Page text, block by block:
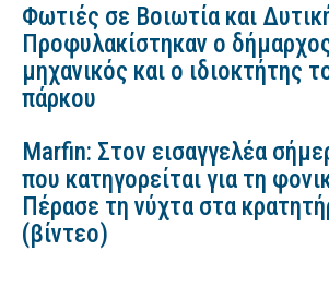
Φωτιές σε Βοιωτία και
Προφυλακίστηκαν ο
μηχανικός και ο ιδιοκτήτης
πάρκου
Marfin: Στον εισαγγελέα
που κατηγορείται για τη
Πέρασε τη νύχτα στα
(βίντεο)